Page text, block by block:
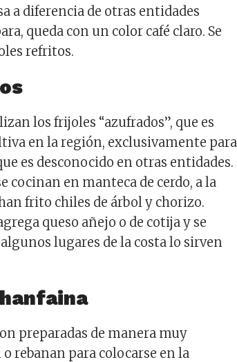
a diferencia de otras entidades
queda con un color café claro. Se
refritos.
los frijoles “azufrados”, que es
en la región, exclusivamente para
es desconocido en otras entidades.
cocinan en manteca de cerdo, a la
frito chiles de árbol y chorizo.
queso añejo o de cotija y se
lugares de la costa lo sirven
preparadas de manera muy
rebanan para colocarse en la